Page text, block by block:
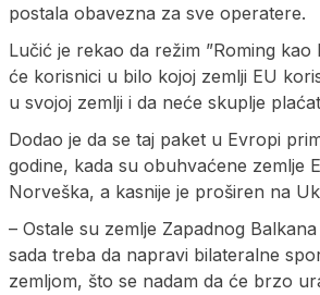
postala obavezna za sve operatere.
Lučić je rekao da režim ”Roming kao
će korisnici u bilo kojoj zemlji EU
u svojoj zemlji i da neće skuplje
Dodao je da se taj paket u Evropi
godine, kada su obuhvaćene zemlje
Norveška, a kasnije je proširen na
– Ostale su zemlje Zapadnog
sada treba da napravi bilateralne
zemljom, što se nadam da će brzo